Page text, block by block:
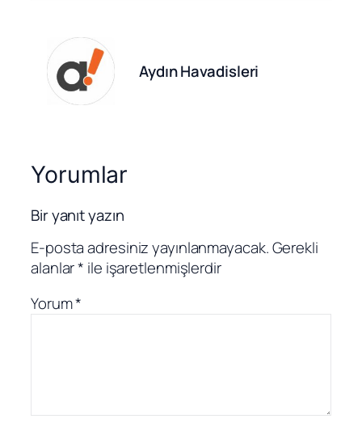
Aydın Havadisleri
Yorumlar
Bir yanıt yazın
E-posta adresiniz yayınlanmayacak.Gerekli
alanlar* ile işaretlenmişlerdir
Yorum*